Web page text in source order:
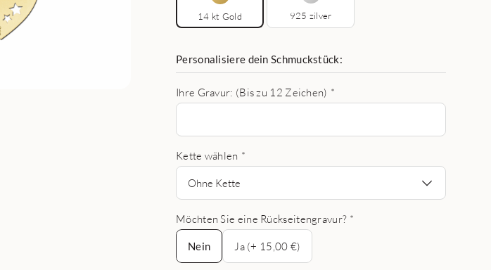
14 kt Gold 925 zilver
Personalisiere dein Schmuckstück:
Ihre Gravur: (Bis zu 12 Zeichen) *
Kette wählen *
Ohne Kette
Möchten Sie eine Rückseitengravur? *
Nein
Nein
Ja (+ 15,00 €)